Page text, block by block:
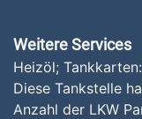
Weitere Services
Heizöl;
Diese Tankstelle
Anzahl der LKW